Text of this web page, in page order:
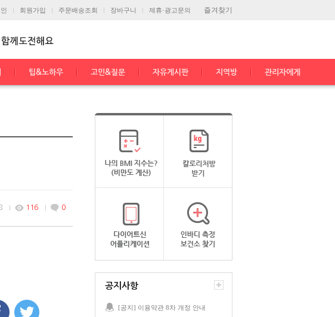
즐겨찾기
회원가입 주문배송조회 장바구니 제휴·광고문의
팁&노하우 고민&질문 자유게시판 지역방 관리자에게
116 0
공지사항
[공지] 이용약관 8차 개정 안내